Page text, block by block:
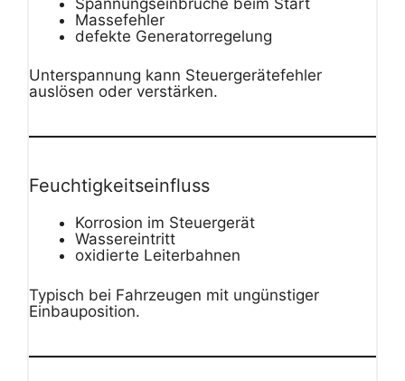
Massefehler
defekte Generatorregelung
Unterspannung kann Steuergerätefehler
auslösen oder verstärken.
Feuchtigkeitseinfluss
Korrosion im Steuergerät
Wassereintritt
oxidierte Leiterbahnen
Typisch bei Fahrzeugen mit ungünstiger
Einbauposition.